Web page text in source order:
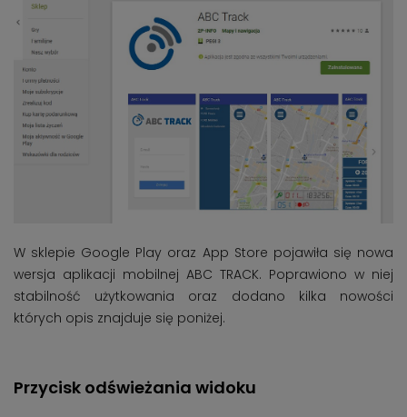
W sklepie Google Play oraz App Store pojawiła się nowa
wersja aplikacji mobilnej ABC TRACK. Poprawiono w niej
stabilność użytkowania oraz dodano kilka nowości
których opis znajduje się poniżej.
Przycisk odświeżania widoku